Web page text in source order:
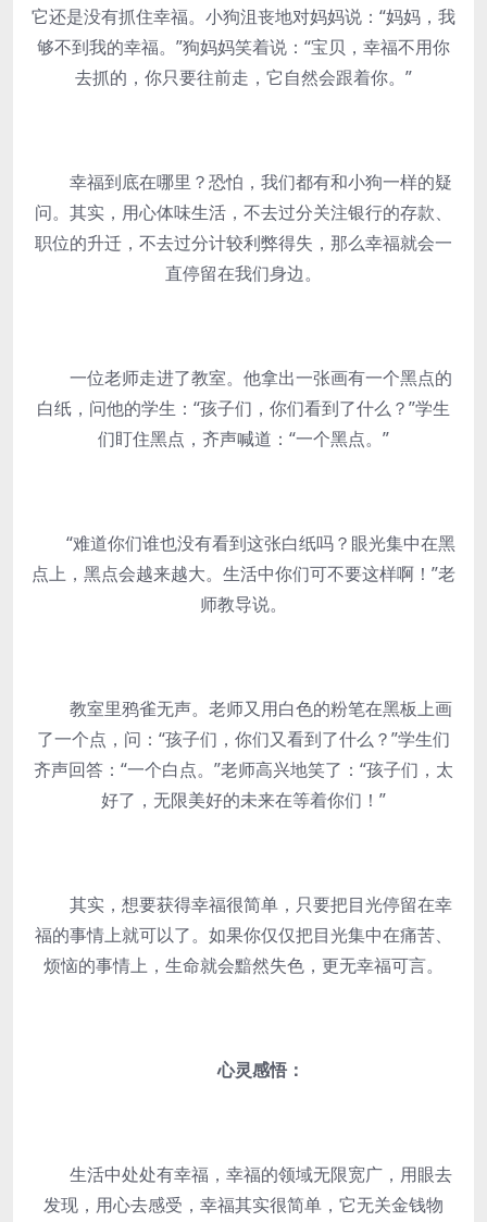
它还是没有抓住幸福。小狗沮丧地对妈妈说：“妈妈，我
够不到我的幸福。”狗妈妈笑着说：“宝贝，幸福不用你
去抓的，你只要往前走，它自然会跟着你。”
幸福到底在哪里？恐怕，我们都有和小狗一样的疑
问。其实，用心体味生活，不去过分关注银行的存款、
职位的升迁，不去过分计较利弊得失，那么幸福就会一
直停留在我们身边。
一位老师走进了教室。他拿出一张画有一个黑点的
白纸，问他的学生：“孩子们，你们看到了什么？”学生
们盯住黑点，齐声喊道：“一个黑点。”
“难道你们谁也没有看到这张白纸吗？眼光集中在黑
点上，黑点会越来越大。生活中你们可不要这样啊！”老
师教导说。
教室里鸦雀无声。老师又用白色的粉笔在黑板上画
了一个点，问：“孩子们，你们又看到了什么？”学生们
齐声回答：“一个白点。”老师高兴地笑了：“孩子们，太
好了，无限美好的未来在等着你们！”
其实，想要获得幸福很简单，只要把目光停留在幸
福的事情上就可以了。如果你仅仅把目光集中在痛苦、
烦恼的事情上，生命就会黯然失色，更无幸福可言。
心灵感悟：
生活中处处有幸福，幸福的领域无限宽广，用眼去
发现，用心去感受，幸福其实很简单，它无关金钱物